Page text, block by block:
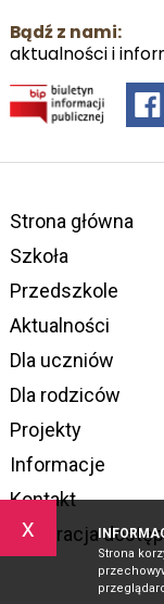
x
Strona
Bądź z nami:
aktualności i
Strona główna
Szkoła
Przedszkole
Aktualności
Dla uczniów
Dla rodziców
Projekty
Informacje
Kontakt
Deklaracja